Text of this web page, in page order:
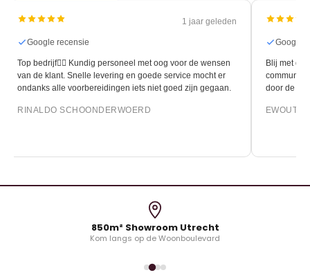
1 jaar geleden
Google recensie
Top bedrijf👍🏻 Kundig personeel met oog voor de wensen
van de klant. Snelle levering en goede service mocht er
ondanks alle voorbereidingen iets niet goed zijn gegaan.
RINALDO SCHOONDERWOERD
Google
Blij met de
door de
EWOUT
850m² Showroom Utrecht
Kom langs op de Woonboulevard